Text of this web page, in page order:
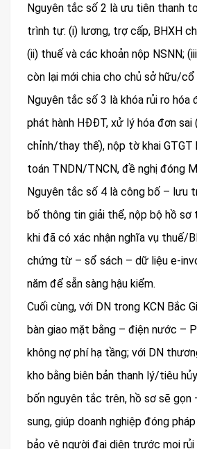
Nguyên tắc số 2 là ưu tiên thanh
trình tự: (i) lương, trợ cấp, BHXH
(ii) thuế và các khoản nộp NSNN;
còn lại mới chia cho chủ sở hữu/cổ
Nguyên tắc số 3 là khóa rủi ro hóa
phát hành HĐĐT, xử lý hóa đơn sai
chỉnh/thay thế), nộp tờ khai GTGT
toán TNDN/TNCN, đề nghị đóng
Nguyên tắc số 4 là công bố – lưu
bố thông tin giải thể, nộp bộ hồ sơ
khi đã có xác nhận nghĩa vụ thuế/
chứng từ – sổ sách – dữ liệu e-
năm để sẵn sàng hậu kiểm.
Cuối cùng, với DN trong KCN Bắc
bàn giao mặt bằng – điện nước –
không nợ phí hạ tầng; với DN
kho bằng biên bản thanh lý/tiêu
bốn nguyên tắc trên, hồ sơ sẽ
sung, giúp doanh nghiệp đóng
bảo vệ người đại diện trước mọi rủi